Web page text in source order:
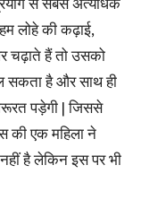
लोहे की कढ़ाई,
चढ़ाते हैं तो उसको
सकता है और साथ ही
पड़ेगी | जिससे
की एक महिला ने
है लेकिन इस पर भी